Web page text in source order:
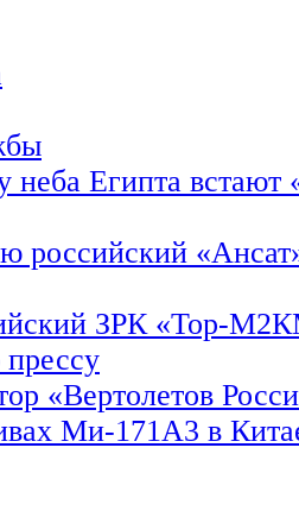
неба Египта встают
российский
ЗРК «Тор-
«Вертолетов
Ми-171А3 в